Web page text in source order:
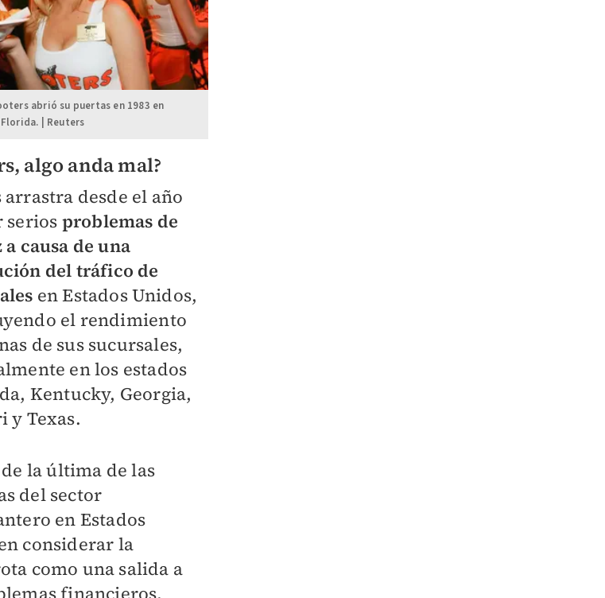
abrió su puertas en 1983 en
| Reuters
algo anda mal?
desde el año
serios problemas de
causa de una
del tráfico de
en Estados Unidos,
el rendimiento
de sus sucursales,
en los estados
Kentucky, Georgia,
y Texas.
la última de las
del sector
en Estados
considerar la
como una salida a
financieros,